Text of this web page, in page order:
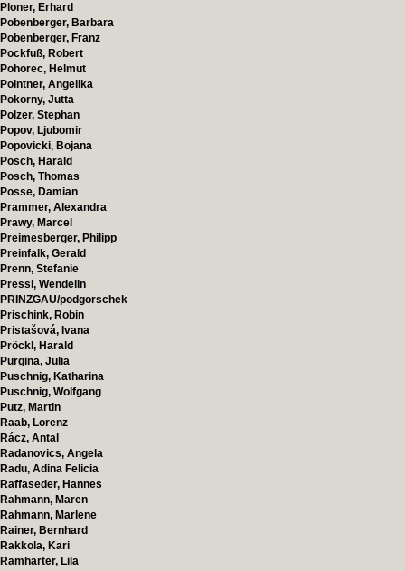
Ploner, Erhard
Pobenberger, Barbara
Pobenberger, Franz
Pockfuß, Robert
Pohorec, Helmut
Pointner, Angelika
Pokorny, Jutta
Polzer, Stephan
Popov, Ljubomir
Popovicki, Bojana
Posch, Harald
Posch, Thomas
Posse, Damian
Prammer, Alexandra
Prawy, Marcel
Preimesberger, Philipp
Preinfalk, Gerald
Prenn, Stefanie
Pressl, Wendelin
PRINZGAU/podgorschek
Prischink, Robin
Pristašová, Ivana
Pröckl, Harald
Purgina, Julia
Puschnig, Katharina
Puschnig, Wolfgang
Putz, Martin
Raab, Lorenz
Rácz, Antal
Radanovics, Angela
Radu, Adina Felicia
Raffaseder, Hannes
Rahmann, Maren
Rahmann, Marlene
Rainer, Bernhard
Rakkola, Kari
Ramharter, Lila